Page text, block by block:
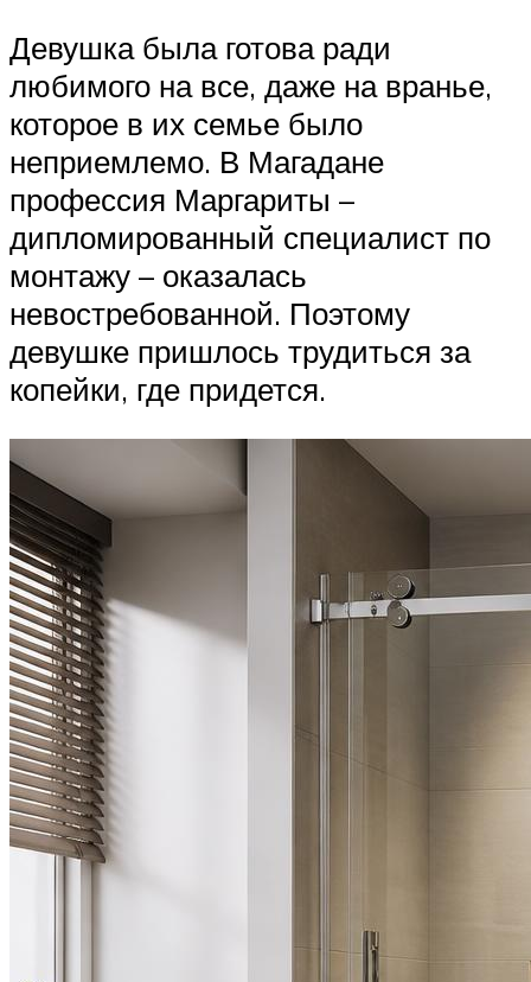
Девушка была готова ради
любимого на все, даже на вранье,
которое в их семье было
неприемлемо. В Магадане
профессия Маргариты –
дипломированный специалист по
монтажу – оказалась
невостребованной. Поэтому
девушке пришлось трудиться за
копейки, где придется.